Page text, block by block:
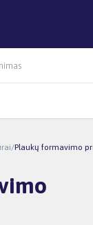
/Plaukų formavimo